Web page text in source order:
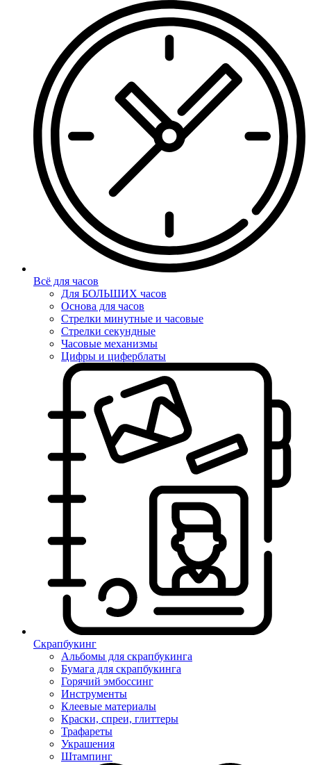
Всё для часов
Для БОЛЬШИХ часов
Основа для часов
Стрелки минутные и часовые
Стрелки секундные
Часовые механизмы
Цифры и циферблаты
Скрапбукинг
Альбомы для скрапбукинга
Бумага для скрапбукинга
Горячий эмбоссинг
Инструменты
Клеевые материалы
Краски, спреи, глиттеры
Трафареты
Украшения
Штампинг